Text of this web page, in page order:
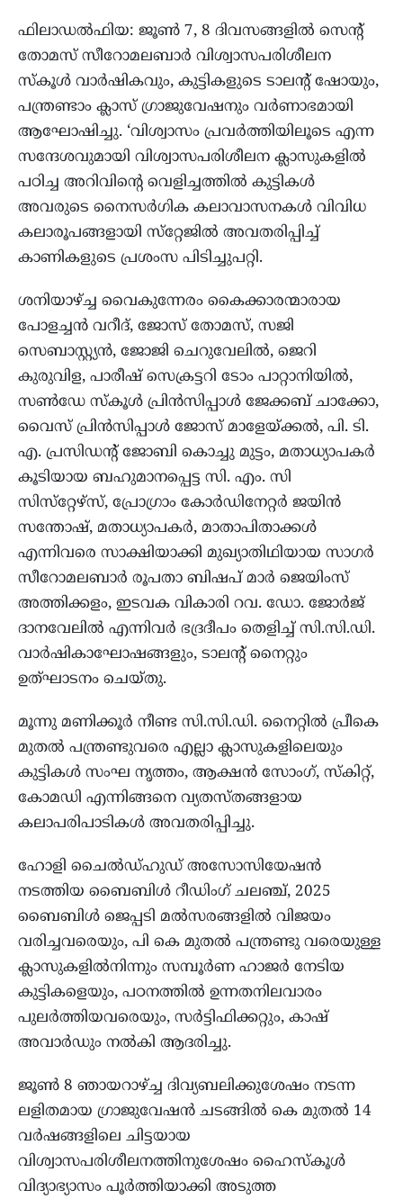
ഫിലാഡൽഫിയ: ജൂൺ 7, 8 ദിവസങ്ങളിൽ സെന്റ്
തോമസ് സീറോമലബാർ വിശ്വാസപരിശീലന
സ്‌കൂൾ വാർഷികവും, കുട്ടികളുടെ ടാലന്റ് ഷോയും,
പന്ത്രണ്ടാം ക്ലാസ് ഗ്രാജുവേഷനും വർണാഭമായി
ആഘോഷിച്ചു. ‘വിശ്വാസം പ്രവർത്തിയിലൂടെ എന്ന
സന്ദേശവുമായി വിശ്വാസപരിശീലന ക്ലാസുകളിൽ
പഠിച്ച അറിവിന്റെ വെളിച്ചത്തിൽ കുട്ടികൾ
അവരുടെ നൈസർഗിക കലാവാസനകൾ വിവിധ
കലാരൂപങ്ങളായി സ്‌റ്റേജിൽ അവതരിപ്പിച്ച്
കാണികളുടെ പ്രശംസ പിടിച്ചുപറ്റി.
ശനിയാഴ്ച്ച വൈകുന്നേരം കൈക്കാരന്മാരായ
പോളച്ചൻ വറീദ്, ജോസ് തോമസ്, സജി
സെബാസ്റ്റ്യൻ, ജോജി ചെറുവേലിൽ, ജെറി
കുരുവിള, പാരീഷ് സെക്രട്ടറി ടോം പാറ്റാനിയിൽ,
സൺഡേ സ്‌കൂൾ പ്രിൻസിപ്പാൾ ജേക്കബ് ചാക്കോ,
വൈസ് പ്രിൻസിപ്പാൾ ജോസ് മാളേയ്ക്കൽ, പി. ടി.
എ. പ്രസിഡന്റ് ജോബി കൊച്ചു മുട്ടം, മതാധ്യാപകർ
കൂടിയായ ബഹുമാനപ്പെട്ട സി. എം. സി
സിസ്‌റ്റേഴ്‌സ്, പ്രോഗ്രാം കോർഡിനേറ്റർ ജയിൻ
സന്തോഷ്, മതാധ്യാപകർ, മാതാപിതാക്കൾ
എന്നിവരെ സാക്ഷിയാക്കി മുഖ്യാതിഥിയായ സാഗർ
സീറോമലബാർ രൂപതാ ബിഷപ് മാർ ജെയിംസ്
അത്തിക്കളം, ഇടവക വികാരി റവ. ഡോ. ജോർജ്
ദാനവേലിൽ എന്നിവർ ഭദ്രദീപം തെളിച്ച് സി.സി.ഡി.
വാർഷികാഘോഷങ്ങളും, ടാലന്റ് നൈറ്റും
ഉത്ഘാടനം ചെയ്തു.
മൂന്നു മണിക്കൂർ നീണ്ട സി.സി.ഡി. നൈറ്റിൽ പ്രീകെ
മുതൽ പന്ത്രണ്ടുവരെ എല്ലാ ക്ലാസുകളിലെയും
കുട്ടികൾ സംഘ നൃത്തം, ആക്ഷൻ സോംഗ്, സ്‌കിറ്റ്,
കോമഡി എന്നിങ്ങനെ വ്യതസ്തങ്ങളായ
കലാപരിപാടികൾ അവതരിപ്പിച്ചു.
ഹോളി ചൈൽഡ്ഹുഡ് അസോസിയേഷൻ
നടത്തിയ ബൈബിൾ റീഡിംഗ് ചലഞ്ച്, 2025
ബൈബിൾ ജെപ്പടി മൽസരങ്ങളിൽ വിജയം
വരിച്ചവരെയും, പി കെ മുതൽ പന്ത്രണ്ടു വരെയുള്ള
ക്ലാസുകളിൽനിന്നും സമ്പൂർണ ഹാജർ നേടിയ
കുട്ടികളെയും, പഠനത്തിൽ ഉന്നതനിലവാരം
പുലർത്തിയവരെയും, സർട്ടിഫിക്കറ്റും, കാഷ്
അവാർഡും നൽകി ആദരിച്ചു.
ജൂൺ 8 ഞായറാഴ്ച്ച ദിവ്യബലിക്കുശേഷം നടന്ന
ലളിതമായ ഗ്രാജുവേഷൻ ചടങ്ങിൽ കെ മുതൽ 14
വർഷങ്ങളിലെ ചിട്ടയായ
വിശ്വാസപരിശീലനത്തിനുശേഷം ഹൈസ്‌കൂൾ
വിദ്യാഭ്യാസം പൂർത്തിയാക്കി അടുത്ത